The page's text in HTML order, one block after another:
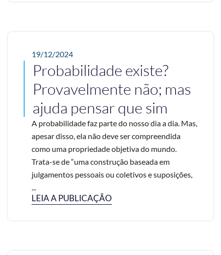
19/12/2024
Probabilidade existe?
Provavelmente não; mas
ajuda pensar que sim
A probabilidade faz parte do nosso dia a dia. Mas,
apesar disso, ela não deve ser compreendida
como uma propriedade objetiva do mundo.
Trata-se de “uma construção baseada em
julgamentos pessoais ou coletivos e suposições,
...
LEIA A PUBLICAÇÃO